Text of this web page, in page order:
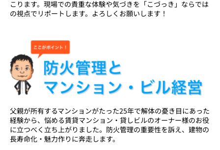
こります。現場での貴重な体験や気づきを「こづっき」ならでは
の視点でリポートします。よろしくお願いします！
父親が所有するマンションがたった25年で解体の憂き目にあった
経験から、悩める賃貸マンション・貸しビルのオーナー様のお役
に立つべく立ち上がりました。防火管理の重要性を訴え、建物の
長寿命化・魅力作りに奔走します。